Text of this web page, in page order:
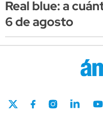
Real blue: a
6 de agosto